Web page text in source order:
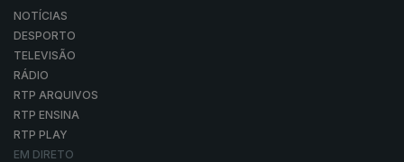
NOTÍCIAS
DESPORTO
TELEVISÃO
RÁDIO
RTP ARQUIVOS
RTP ENSINA
RTP PLAY
EM DIRETO